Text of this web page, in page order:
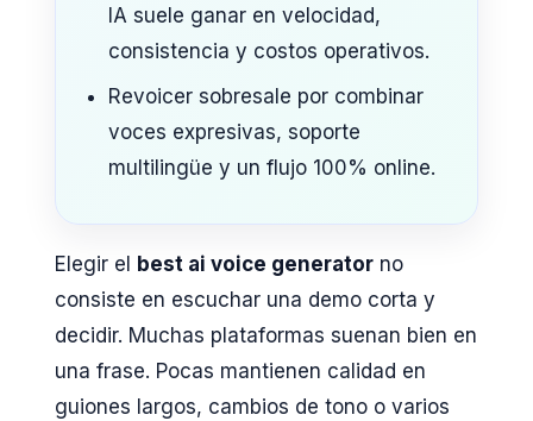
IA suele ganar en velocidad,
consistencia y costos operativos.
Revoicer sobresale por combinar
voces expresivas, soporte
multilingüe y un flujo 100% online.
Elegir el best ai voice generator no
consiste en escuchar una demo corta y
decidir. Muchas plataformas suenan bien en
una frase. Pocas mantienen calidad en
guiones largos, cambios de tono o varios